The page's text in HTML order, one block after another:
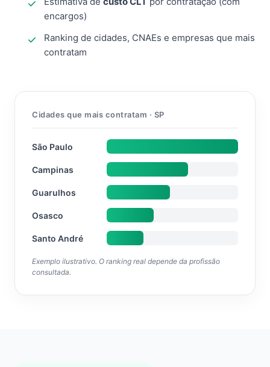
encargos)
Ranking de cidades, CNAEs e empresas que mais
contratam
Cidades que mais contratam · SP
São Paulo
Campinas
Guarulhos
Osasco
Santo André
Exemplo ilustrativo. O ranking real depende da profissão
consultada.